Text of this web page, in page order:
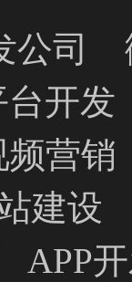
公司
开发
频营销
建设
APP